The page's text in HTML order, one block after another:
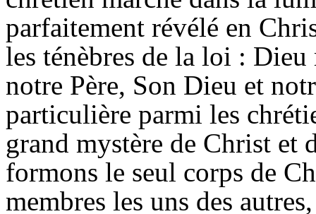
parfaitement révélé en
les ténèbres de la loi : Dieu
notre Père, Son Dieu et
particulière parmi les
grand mystère de Christ et
formons le seul corps de
membres les uns des